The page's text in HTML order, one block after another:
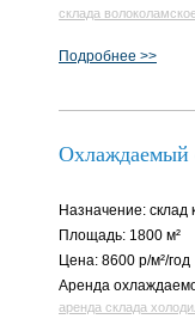
склада
Подробнее >>
Охлаждаемый
Назначение: склад
Площадь: 1800 м²
Цена: 8600 р/м²/год
Аренда
аренда склада